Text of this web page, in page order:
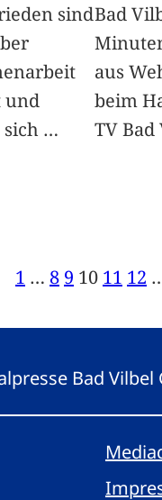
sind
und
…
Bad
aus
beim
TV
1 … 8 9 10 11 12
Bad Vilbel